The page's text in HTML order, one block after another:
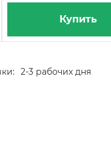
Купить
2-3 рабочих дня